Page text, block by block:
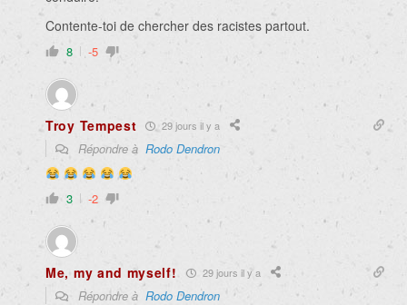
Contente-toi de chercher des racistes partout.
8 -5
Troy Tempest 29 jours il y a
Répondre à Rodo Dendron
3 -2
Me, my and myself! 29 jours il y a
Répondre à Rodo Dendron